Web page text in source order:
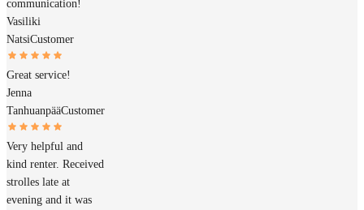
communication!
Vasiliki
NatsiCustomer
Great service!
Jenna
TanhuanpääCustomer
Very helpful and
kind renter. Received
strolles late at
evening and it was